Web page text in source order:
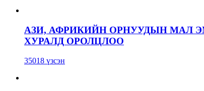
АЗИ, АФРИКИЙН ОРНУУДЫН МАЛ
ХУРАЛД ОРОЛЦЛОО
35018 үзсэн